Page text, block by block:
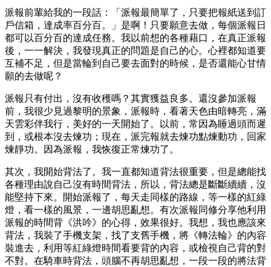
派報前輩給我的一段話：「派報最簡單了，只要把報紙送到訂
戶信箱，達成率百分百。」是啊！只要願意去做，每個派報日
都可以百分百的達成任務。我以前想的各種藉口，在真正派報
後，一一解決，我發現真正的問題是自己的心。心裡都知道要
互補不足，但是當輪到自己要去面對的時候，是否還能心甘情
願的去做呢？
派報只有付出，沒有收穫嗎？其實獲益良多。還沒參加派報
前，我很少見過黎明的景象，派報時，看著天色由暗轉亮，滿
天雲彩伴我行，美好的一天開始了。以前，常因為睡過頭而遲
到，或根本沒去煉功；現在，派完報就去煉功點煉動功，回家
煉靜功。因為派報，我恢復正常煉功了。
其次，我開始背法了。我一直都知道背法很重要，但是總能找
各種理由說自己沒有時間背法，所以，背法總是斷斷續續，沒
能堅持下來。開始派報了，每天走同樣的路線，等一樣的紅綠
燈，看一樣的風景，一邊胡思亂想。有次派報同修分享他利用
派報的時間背《洪吟》的心得，效果很好。我想，我也應該來
背法，我裝了手機支架，找了支舊手機，將《轉法輪》的內容
裝進去，利用等紅綠燈時間看要背的內容，或檢視自己背的對
不對。在騎車時背法，頭腦不再胡思亂想，一段一段的將法背